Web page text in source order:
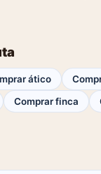
ático
Comprar finca